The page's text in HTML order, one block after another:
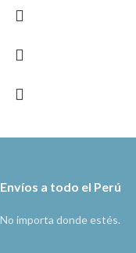
Envíos a todo el Perú
No importa donde estés.